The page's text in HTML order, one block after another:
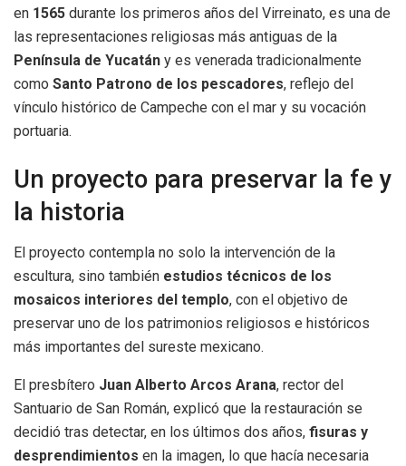
en 1565 durante los primeros años del Virreinato, es una de
las representaciones religiosas más antiguas de la
Península de Yucatán y es venerada tradicionalmente
como Santo Patrono de los pescadores, reflejo del
vínculo histórico de Campeche con el mar y su vocación
portuaria.
Un proyecto para preservar la fe y
la historia
El proyecto contempla no solo la intervención de la
escultura, sino también estudios técnicos de los
mosaicos interiores del templo, con el objetivo de
preservar uno de los patrimonios religiosos e históricos
más importantes del sureste mexicano.
El presbítero Juan Alberto Arcos Arana, rector del
Santuario de San Román, explicó que la restauración se
decidió tras detectar, en los últimos dos años, fisuras y
desprendimientos en la imagen, lo que hacía necesaria